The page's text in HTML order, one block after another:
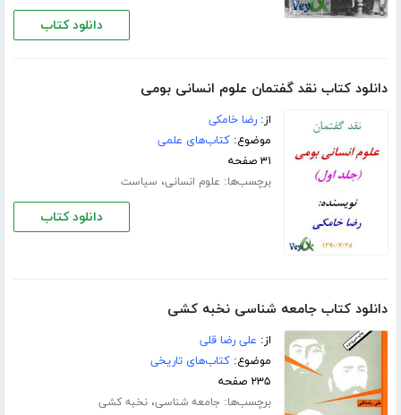
دانلود کتاب
دانلود کتاب نقد گفتمان علوم انسانی بومی
از:رضا خامکی
موضوع:کتاب‌های علمی
۳۱ صفحه
برچسب‌ها: علوم انسانی، سیاست
دانلود کتاب
دانلود کتاب جامعه شناسی نخبه کشی
از: علی رضا قلی
موضوع:کتاب‌های تاریخی
۲۳۵ صفحه
برچسب‌ها: جامعه شناسی،نخبه کشی